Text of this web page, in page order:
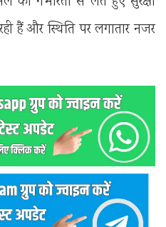
हैं और स्थिति पर लगातार नजर